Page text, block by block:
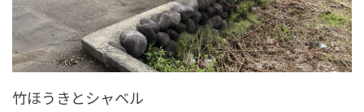
竹ほうきとシャベル